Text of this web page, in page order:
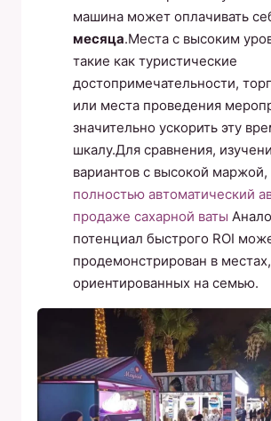
машина может оплачивать
месяца.Места с высоким
такие как туристические
достопримечательности,
или места проведения
значительно ускорить эту
шкалу.Для сравнения,
вариантов с высокой маржой,
полностью автоматический
продаже сахарной ваты
потенциал быстрого ROI
продемонстрирован в местах,
ориентированных на семью.